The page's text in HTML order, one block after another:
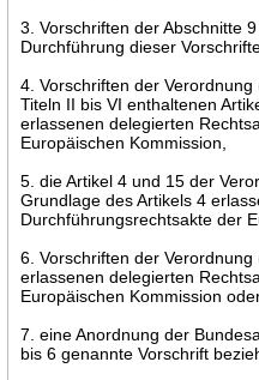
3. Vorschriften der Abschnitte
Durchführung dieser
4. Vorschriften der
Titeln II bis VI enthaltenen
erlassenen delegierten
Europäischen Kommission,
5. die Artikel 4 und 15 der
Grundlage des Artikels 4
Durchführungsrechtsakte der
6. Vorschriften der
erlassenen delegierten
Europäischen Kommission
7. eine Anordnung der
bis 6 genannte Vorschrift